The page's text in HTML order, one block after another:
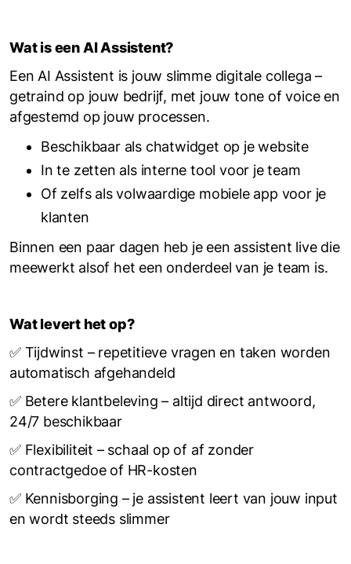
Wat is een AI Assistent?
Een AI Assistent is jouw slimme digitale collega –
getraind op jouw bedrijf, met jouw tone of voice en
afgestemd op jouw processen.
Beschikbaar als chatwidget op je website
In te zetten als interne tool voor je team
Of zelfs als volwaardige mobiele app voor je
klanten
Binnen een paar dagen heb je een assistent live die
meewerkt alsof het een onderdeel van je team is.
Wat levert het op?
✅ Tijdwinst – repetitieve vragen en taken worden
automatisch afgehandeld
✅ Betere klantbeleving – altijd direct antwoord,
24/7 beschikbaar
✅ Flexibiliteit – schaal op of af zonder
contractgedoe of HR-kosten
✅ Kennisborging – je assistent leert van jouw input
en wordt steeds slimmer